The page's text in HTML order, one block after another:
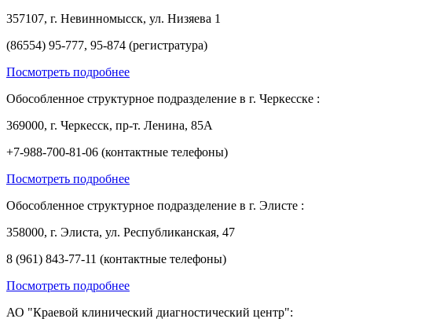
357107, г. Невинномысск, ул. Низяева 1
(86554) 95-777, 95-874 (регистратура)
Посмотреть подробнее
Обособленное структурное подразделение в г. Черкесске :
369000, г. Черкесск, пр-т. Ленина, 85А
+7-988-700-81-06 (контактные телефоны)
Посмотреть подробнее
Обособленное структурное подразделение в г. Элисте :
358000, г. Элиста, ул. Республиканская, 47
8 (961) 843-77-11 (контактные телефоны)
Посмотреть подробнее
АО "Краевой клинический диагностический центр":